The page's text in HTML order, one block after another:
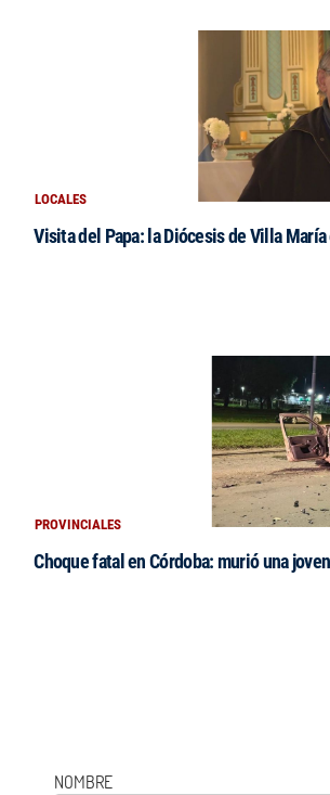
LOCALES
Visita del Papa: la Diócesis de Villa
PROVINCIALES
Choque fatal en Córdoba: murió una
NOMBRE